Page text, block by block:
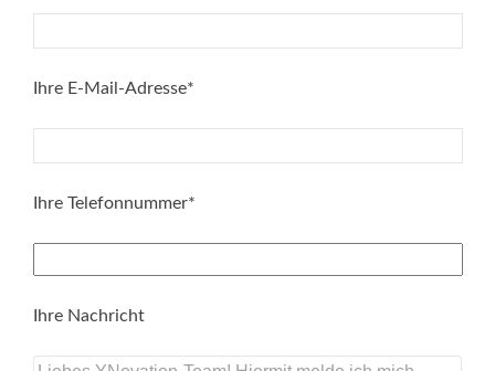
Ihre E-Mail-Adresse*
Ihre Telefonnummer*
Ihre Nachricht